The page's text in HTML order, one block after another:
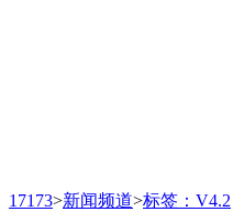
17173>新闻频道>标签：V4.2